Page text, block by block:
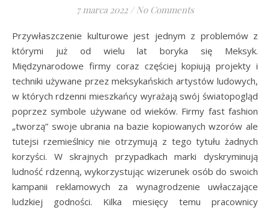
7 marca 2022 / No Comments
Przywłaszczenie kulturowe jest jednym z problemów z
którymi już od wielu lat boryka się Meksyk.
Międzynarodowe firmy coraz częściej kopiują projekty i
techniki używane przez meksykańskich artystów ludowych,
w których rdzenni mieszkańcy wyrażają swój światopogląd
poprzez symbole używane od wieków. Firmy fast fashion
„tworzą” swoje ubrania na bazie kopiowanych wzorów ale
tutejsi rzemieślnicy nie otrzymują z tego tytułu żadnych
korzyści. W skrajnych przypadkach marki dyskryminują
ludność rdzenną, wykorzystując wizerunek osób do swoich
kampanii reklamowych za wynagrodzenie uwłaczające
ludzkiej godności. Kilka miesięcy temu pracownicy